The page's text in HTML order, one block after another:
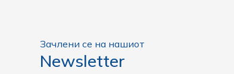
Зачлени се на нашиот
Newsletter